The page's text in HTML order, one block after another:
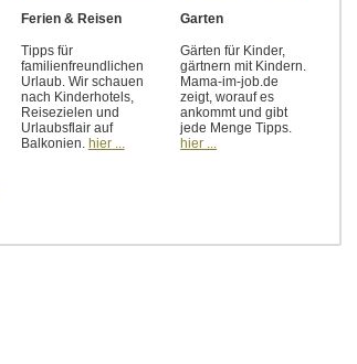
Ferien & Reisen
Tipps für
familienfreundlichen
Urlaub. Wir schauen
nach Kinderhotels,
Reisezielen und
Urlaubsflair auf
Balkonien. hier ...
Garten
Gärten für Kinder,
gärtnern mit Kindern.
Mama-im-job.de
zeigt, worauf es
ankommt und gibt
jede Menge Tipps.
hier ...